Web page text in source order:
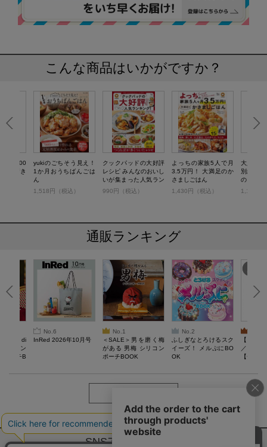
こんな商品はいかがですか？
間3500
でも驚き
yukiのごちそう見え！
1か月おうちばんごは
ん
1,518円（税込）
クックパッドの大好評
レシピ みんなのおいし
いが集まった人気ラン
キング！
990円（税込）
よっちの家族5人で月
3.5万円！ 大満足のか
さましごはん
1,430円（税込）
大人の
別編集
の、節約
1,100円
通販ランキング
di
ティン
ポーチB
No.6
InRed 2026年10月号
No.1
＜SALE＞男を磨く梅
がある 男梅 シリコン
ポーチBOOK
No.2
ふしぎなとろけるスク
イーズ！ メルぷにBO
OK
【
／Lサイ
【一般
ウェア
ク・ロ
SNSアカウントー覧